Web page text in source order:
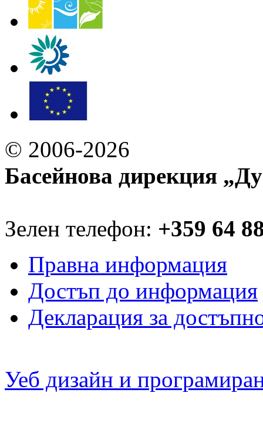
© 2006-2026
Басейнова дирекция
Зелен телефон: +359 64
Правна информация
Достъп до информация
Декларация за
Уеб дизайн и